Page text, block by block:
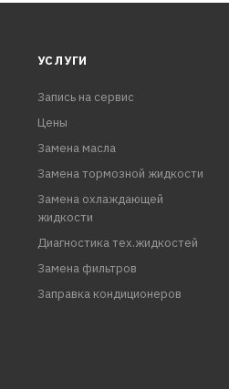
УСЛУГИ
Запись на сервис
Цены
Замена масла
Замена тормозной жидкости
Замена охлаждающей
жидкости
Диагностика тех.жидкостей
Замена фильтров
Заправка кондиционеров